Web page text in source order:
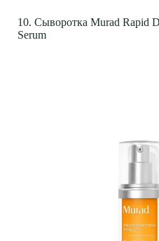
10. Сыворотка Murad Rapid
Serum